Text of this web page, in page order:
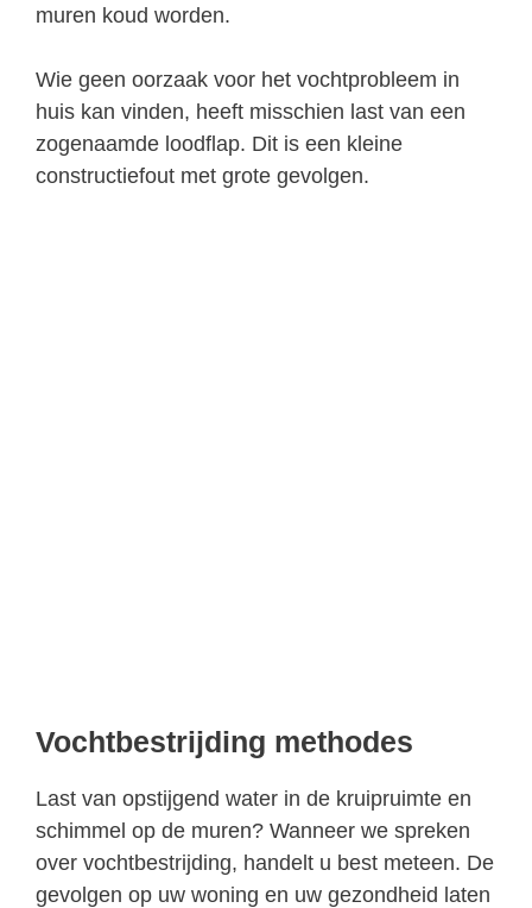
muren koud worden.
Wie geen oorzaak voor het vochtprobleem in
huis kan vinden, heeft misschien last van een
zogenaamde loodflap. Dit is een kleine
constructiefout met grote gevolgen.
Vochtbestrijding methodes
Last van opstijgend water in de kruipruimte en
schimmel op de muren? Wanneer we spreken
over vochtbestrijding, handelt u best meteen. De
gevolgen op uw woning en uw gezondheid laten